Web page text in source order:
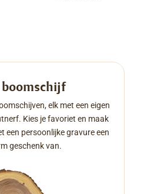
elk met een eigen
Kies je favoriet en maak
een persoonlijke gravure een
geschenk van.